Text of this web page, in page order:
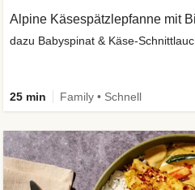
Alpine Käsespätzlepfanne mit
dazu Babyspinat & Käse-
25 min Family • Schnell